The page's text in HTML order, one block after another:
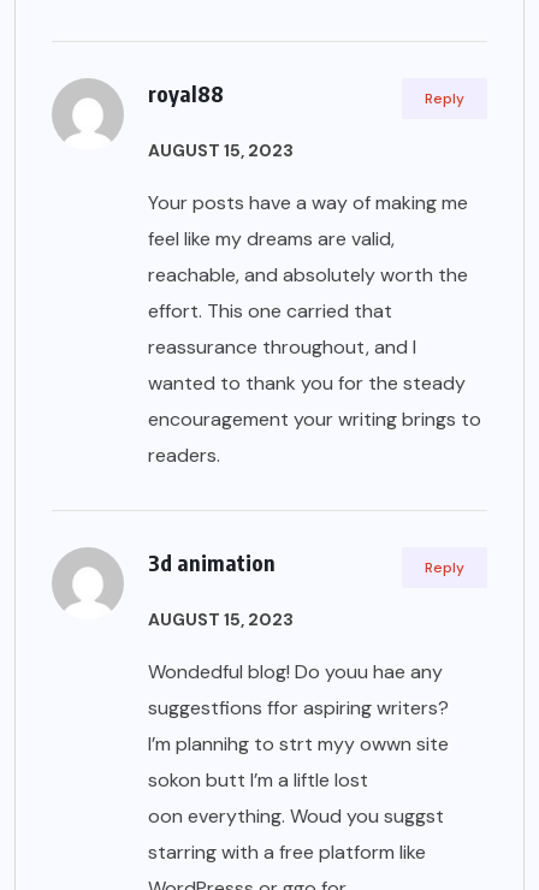
royal88
AUGUST 15, 2023
Your posts have a way of making me
feel like my dreams are valid,
reachable, and absolutely worth the
effort. This one carried that
reassurance throughout, and I
wanted to thank you for the steady
encouragement your writing brings to
readers.
Reply
3d animation
AUGUST 15, 2023
Wondedful blog! Do youu hae any
suggestfions ffor aspiring writers?
I’m plannihg to strt myy owwn site
sokon butt I’m a liftle lost
oon everything. Woud you suggst
starring with a free platform like
Reply